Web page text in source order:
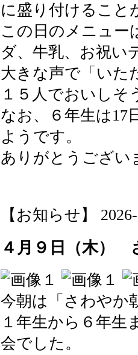
に盛り付けること
この日のメニュー
ダ、牛乳、お祝い
大きな声で「いた
１５人でおいしそ
なお、６年生は17
ようです。
ありがとうござい
【お知らせ】
４月９日（木）
今朝は「さわやか
１年生から６年生
会でした。